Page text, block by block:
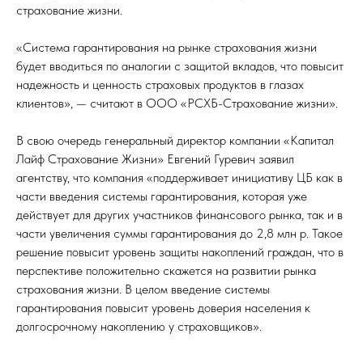
страхование жизни.
«Система гарантирования на рынке страхования жизни
будет вводиться по аналогии с защитой вкладов, что повысит
надежность и ценность страховых продуктов в глазах
клиентов», — считают в ООО «РСХБ-Страхование жизни».
В свою очередь генеральный директор компании «Капитал
Лайф Страхование Жизни» Евгений Гуревич заявил
агентству, что компания «поддерживает инициативу ЦБ как в
части введения системы гарантирования, которая уже
действует для других участников финансового рынка, так и в
части увеличения суммы гарантирования до 2,8 млн р. Такое
решение повысит уровень защиты накоплений граждан, что в
перспективе положительно скажется на развитии рынка
страхования жизни. В целом введение системы
гарантирования повысит уровень доверия населения к
долгосрочному накоплению у страховщиков».